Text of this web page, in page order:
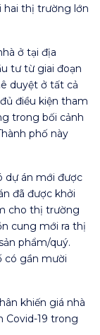
hai thị trường lớn
ở tại địa
tư từ giai đoạn
duyệt ở tất cả
điều kiện tham
trong bối cảnh
phố này
dự án mới được
đã được khởi
cho thị trường
cung mới ra thị
phẩm/quý.
có gần mười
khiến giá nhà
Covid-19 trong